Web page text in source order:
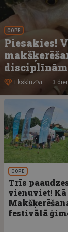
COPE
Piesakies!
disciplīnām
Ekskluzīvi 3
COPE
Trīs
vienuviet! Kā
festivālā